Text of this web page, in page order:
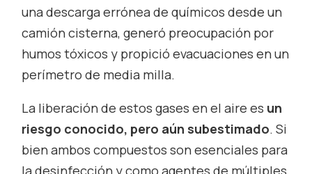
una descarga errónea de químicos desde un
camión cisterna, generó preocupación por
humos tóxicos y propició evacuaciones en un
perímetro de media milla.
La liberación de estos gases en el aire es un
riesgo conocido, pero aún subestimado. Si
bien ambos compuestos son esenciales para
la desinfección y como agentes de múltiples